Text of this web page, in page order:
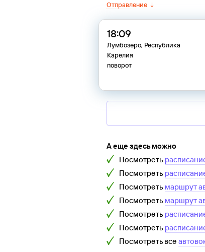
Отправление ↓
18:09
Лумбозеро, Республика
Карелия
поворот
А еще здесь можно
Посмотреть
Посмотреть
Посмотреть маршрут
Посмотреть маршрут
Посмотреть
Посмотреть
Посмотреть все